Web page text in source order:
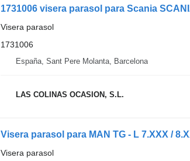
1731006 visera parasol para Scania
Visera parasol
1731006
España, Sant Pere Molanta, Barcelona
LAS COLINAS OCASION, S.L.
Visera parasol para MAN TG - L 7.XXX /
Visera parasol